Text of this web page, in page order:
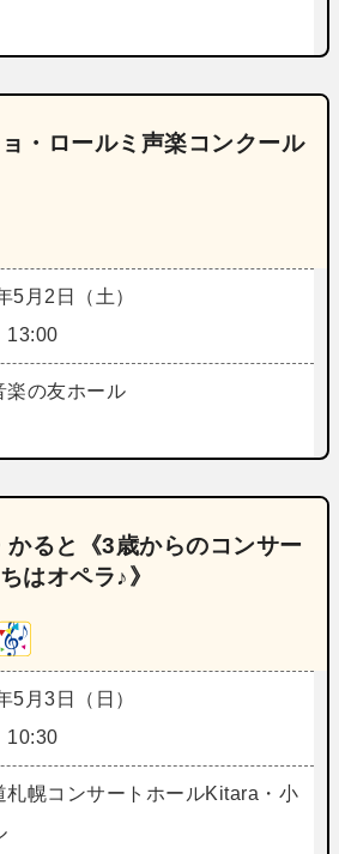
・ロールミ声楽コンクール
5月2日（土）
13:00
楽の友ホール
ると《3歳からのコンサー
はオペラ♪》
5月3日（日）
10:30
札幌コンサートホールKitara・小